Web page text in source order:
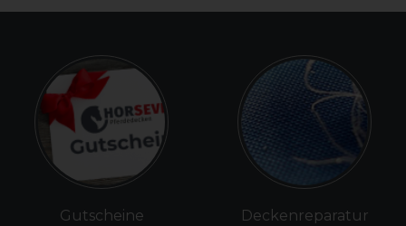
Gutscheine Deckenreparatur